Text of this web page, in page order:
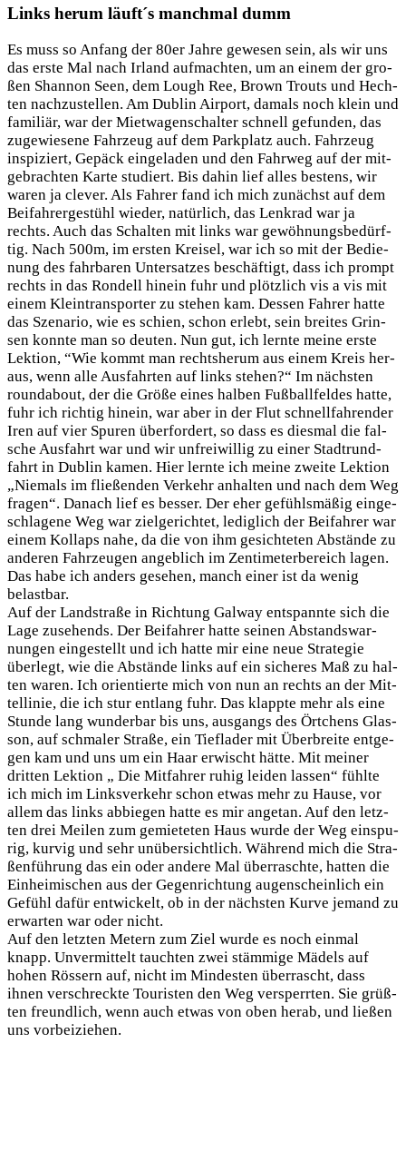
Links herum läuft´s manchmal dumm
Es muss so Anfang der 80er Jah­re gewe­sen sein, als wir uns
das ers­te Mal nach Irland auf­mach­ten, um an einem der gro­
ßen Shan­non Seen, dem Lough Ree, Brown Trouts und Hech­
ten nach­zu­stel­len. Am Dub­lin Air­port, damals noch klein und
fami­li­är, war der Miet­wa­gen­schal­ter schnell gefun­den, das
zuge­wie­se­ne Fahr­zeug auf dem Park­platz auch. Fahr­zeug
inspi­ziert, Gepäck ein­ge­la­den und den Fahr­weg auf der mit­
ge­brach­ten Kar­te stu­diert. Bis dahin lief alles bes­tens, wir
waren ja cle­ver. Als Fah­rer fand ich mich zunächst auf dem
Bei­fah­rer­ge­stühl wie­der, natür­lich, das Lenk­rad war ja
rechts. Auch das Schal­ten mit links war gewöh­nungs­be­dürf­
tig. Nach 500m, im ers­ten Krei­sel, war ich so mit der Bedie­
nung des fahr­ba­ren Unter­sat­zes beschäf­tigt, dass ich prompt
rechts in das Ron­dell hin­ein fuhr und plötz­lich vis a vis mit
einem Klein­trans­por­ter zu ste­hen kam. Des­sen Fah­rer hat­te
das Sze­na­rio, wie es schien, schon erlebt, sein brei­tes Grin­
sen konn­te man so deu­ten. Nun gut, ich lern­te mei­ne ers­te
Lek­ti­on, “Wie kommt man rechts­her­um aus einem Kreis her­
aus, wenn alle Aus­fahr­ten auf links ste­hen?“ Im nächs­ten
round­about, der die Grö­ße eines hal­ben Fuß­ball­fel­des hat­te,
fuhr ich rich­tig hin­ein, war aber in der Flut schnell­fah­ren­der
Iren auf vier Spu­ren über­for­dert, so dass es dies­mal die fal­
sche Aus­fahrt war und wir unfrei­wil­lig zu einer Stadt­rund­
fahrt in Dub­lin kamen. Hier lern­te ich mei­ne zwei­te Lek­ti­on
„Nie­mals im flie­ßen­den Ver­kehr anhal­ten und nach dem Weg
fra­gen“. Danach lief es bes­ser. Der eher gefühls­mä­ßig ein­ge­
schla­ge­ne Weg war ziel­ge­rich­tet, ledig­lich der Bei­fah­rer war
einem Kol­laps nahe, da die von ihm gesich­te­ten Abstän­de zu
ande­ren Fahr­zeu­gen angeb­lich im Zen­ti­me­ter­be­reich lagen.
Das habe ich anders gese­hen, manch einer ist da wenig
belastbar.
Auf der Land­stra­ße in Rich­tung Gal­way ent­spann­te sich die
Lage zuse­hends. Der Bei­fah­rer hat­te sei­nen Abstands­war­
nun­gen ein­ge­stellt und ich hat­te mir eine neue Stra­te­gie
über­legt, wie die Abstän­de links auf ein siche­res Maß zu hal­
ten waren. Ich ori­en­tier­te mich von nun an rechts an der Mit­
tel­li­nie, die ich stur ent­lang fuhr. Das klapp­te mehr als eine
Stun­de lang wun­der­bar bis uns, aus­gangs des Ört­chens Glas­
son, auf schma­ler Stra­ße, ein Tief­la­der mit Über­brei­te ent­ge­
gen kam und uns um ein Haar erwischt hät­te. Mit mei­ner
drit­ten Lek­ti­on „ Die Mit­fah­rer ruhig lei­den las­sen“ fühl­te
ich mich im Links­ver­kehr schon etwas mehr zu Hau­se, vor
allem das links abbie­gen hat­te es mir ange­tan. Auf den letz­
ten drei Mei­len zum gemie­te­ten Haus wur­de der Weg ein­spu­
rig, kur­vig und sehr unüber­sicht­lich. Wäh­rend mich die Stra­
ßen­füh­rung das ein oder ande­re Mal über­rasch­te, hat­ten die
Ein­hei­mi­schen aus der Gegen­rich­tung augen­schein­lich ein
Gefühl dafür ent­wi­ckelt, ob in der nächs­ten Kur­ve jemand zu
erwar­ten war oder nicht.
Auf den letz­ten Metern zum Ziel wur­de es noch ein­mal
knapp. Unver­mit­telt tauch­ten zwei stäm­mi­ge Mädels auf
hohen Rös­sern auf, nicht im Min­des­ten über­rascht, dass
ihnen ver­schreck­te Tou­ris­ten den Weg ver­sperr­ten. Sie grüß­
ten freund­lich, wenn auch etwas von oben her­ab, und lie­ßen
uns vorbeiziehen.